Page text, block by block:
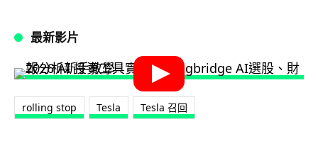
最新影片
rolling stop Tesla Tesla 召回